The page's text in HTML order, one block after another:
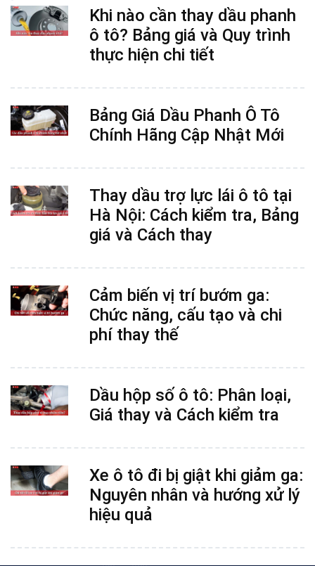
Khi nào cần thay dầu phanh
ô tô? Bảng giá và Quy trình
thực hiện chi tiết
Bảng Giá Dầu Phanh Ô Tô
Chính Hãng Cập Nhật Mới
Thay dầu trợ lực lái ô tô tại
Hà Nội: Cách kiểm tra, Bảng
giá và Cách thay
Cảm biến vị trí bướm ga:
Chức năng, cấu tạo và chi
phí thay thế
Dầu hộp số ô tô: Phân loại,
Giá thay và Cách kiểm tra
Xe ô tô đi bị giật khi giảm ga:
Nguyên nhân và hướng xử lý
hiệu quả